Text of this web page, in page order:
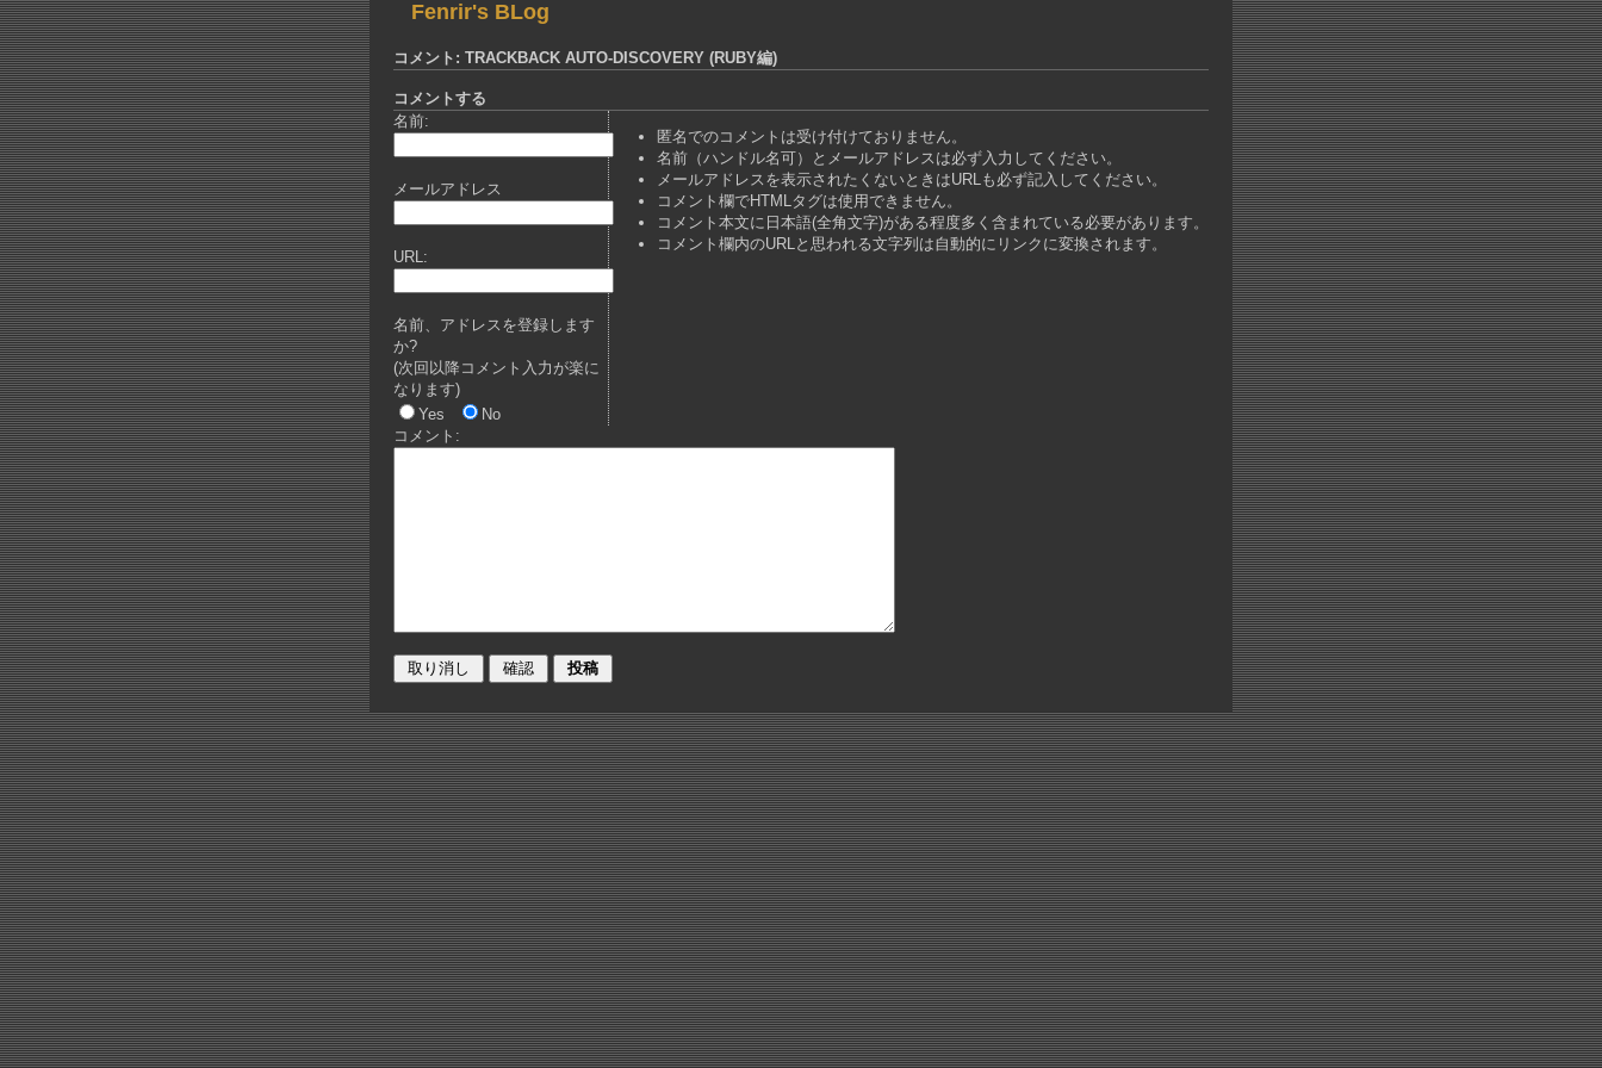
Fenrir's BLog
コメント: TRACKBACK AUTO-DISCOVERY (RUBY編)
コメントする
名前:
メールアドレス
URL:
名前、アドレスを登録します
か?
(次回以降コメント入力が楽に
なります)
Yes
No
匿名でのコメントは受け付けておりません。
名前（ハンドル名可）とメールアドレスは必ず入力してください。
メールアドレスを表示されたくないときはURLも必ず記入してください。
コメント欄でHTMLタグは使用できません。
コメント本文に日本語(全角文字)がある程度多く含まれている必要があります。
コメント欄内のURLと思われる文字列は自動的にリンクに変換されます。
コメント: